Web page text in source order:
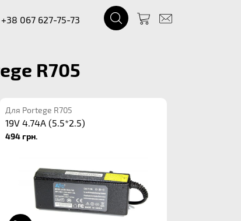
+38 067 627-75-73
R705
Для Portege R705
19V 4.74A (5.5*2.5)
494 грн.